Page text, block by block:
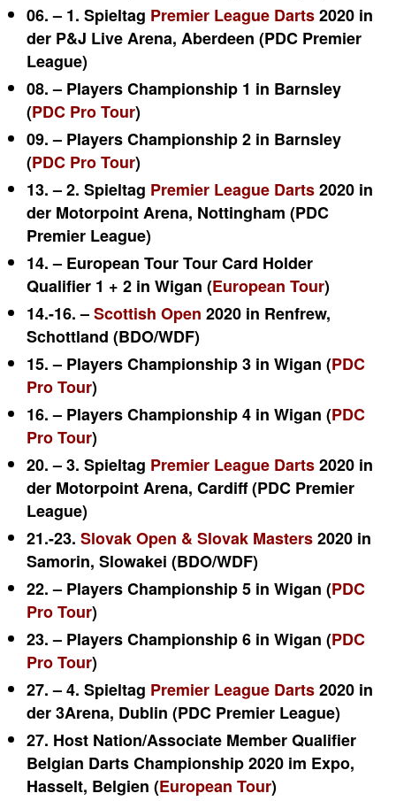
06. – 1. Spieltag Premier League Darts2020 in
der P&J Live Arena, Aberdeen (PDC Premier
League)
08. – Players Championship 1 in Barnsley
(PDC Pro Tour)
09. – Players Championship 2 in Barnsley
(PDC Pro Tour)
13. – 2. Spieltag Premier League Darts2020 in
der Motorpoint Arena, Nottingham (PDC
Premier League)
14. – European Tour Tour Card Holder
Qualifier 1 + 2 in Wigan (European Tour)
14.-16. –Scottish Open 2020 in Renfrew,
Schottland (BDO/WDF)
15. – Players Championship 3 in Wigan (PDC
Pro Tour)
16. – Players Championship 4 in Wigan (PDC
Pro Tour)
20. – 3. Spieltag Premier League Darts2020 in
der Motorpoint Arena, Cardiff (PDC Premier
League)
21.-23. Slovak Open & Slovak Masters2020 in
Samorin, Slowakei (BDO/WDF)
22. – Players Championship 5 in Wigan (PDC
Pro Tour)
23. – Players Championship 6 in Wigan (PDC
Pro Tour)
27. – 4. Spieltag Premier League Darts2020 in
der 3Arena, Dublin (PDC Premier League)
27. Host Nation/Associate Member Qualifier
Belgian Darts Championship 2020 im Expo,
Hasselt, Belgien (European Tour)